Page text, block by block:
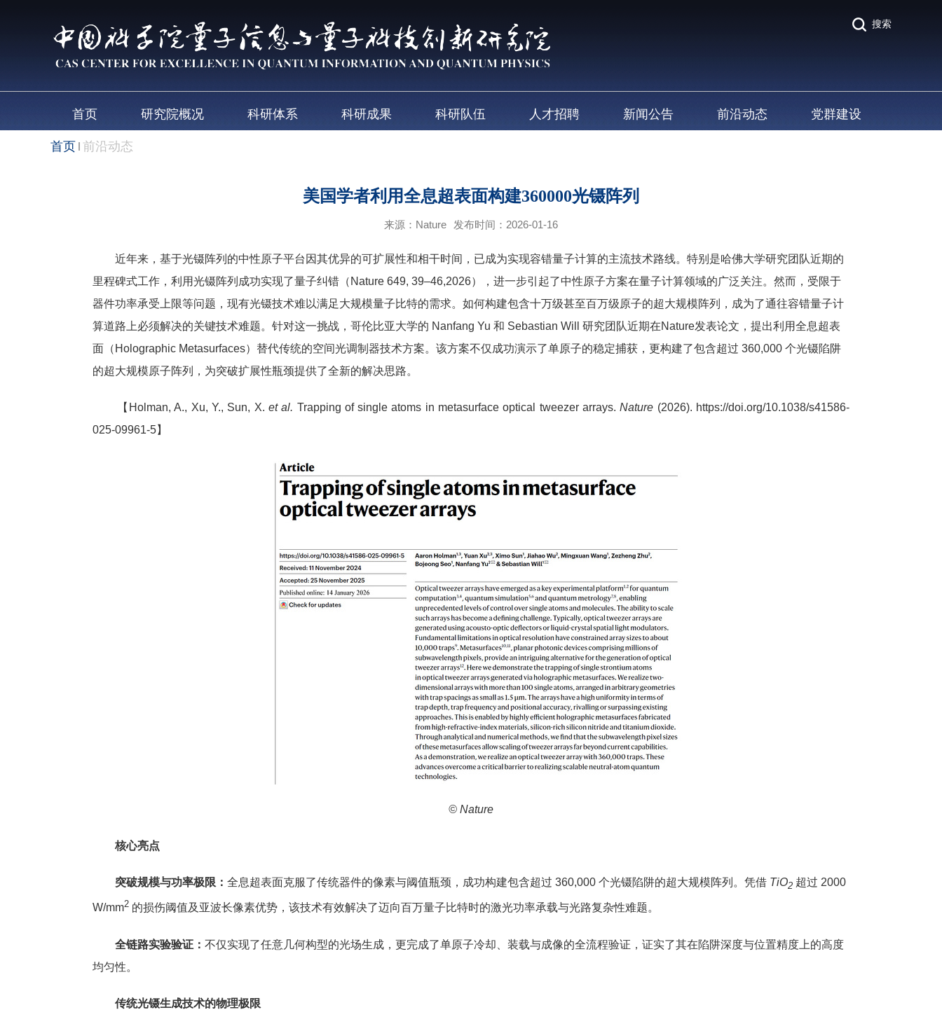
搜索
首页 研究院概况 科研体系 科研成果 科研队伍 人才招聘 新闻公告 前沿动态 党群建设
首页 前沿动态
美国学者利用全息超表面构建360000光镊阵列
来源：Nature 发布时间：2026-01-16
近年来，基于光镊阵列的中性原子平台因其优异的可扩展性和相干时间，已成为实现容错量子计算的主流技术路线。特别是哈佛大学研究团队近期的
里程碑式工作，利用光镊阵列成功实现了量子纠错（Nature 649, 39–46,2026），进一步引起了中性原子方案在量子计算领域的广泛关注。然而，受限于
器件功率承受上限等问题，现有光镊技术难以满足大规模量子比特的需求。如何构建包含十万级甚至百万级原子的超大规模阵列，成为了通往容错量子计
算道路上必须解决的关键技术难题。针对这一挑战，哥伦比亚大学的 Nanfang Yu 和 Sebastian Will 研究团队近期在Nature发表论文，提出利用全息超表
面（Holographic Metasurfaces）替代传统的空间光调制器技术方案。该方案不仅成功演示了单原子的稳定捕获，更构建了包含超过 360,000 个光镊陷阱
的超大规模原子阵列，为突破扩展性瓶颈提供了全新的解决思路。
【Holman, A., Xu, Y., Sun, X. et al. Trapping of single atoms in metasurface optical tweezer arrays.Nature (2026). https://doi.org/10.1038/s41586-
025-09961-5】
© Nature
核心亮点
突破规模与功率极限： 全息超表面克服了传统器件的像素与阈值瓶颈，成功构建包含超过 360,000 个光镊陷阱的超大规模阵列。凭借 TiO2 超过 2000
W/mm2 的损伤阈值及亚波长像素优势，该技术有效解决了迈向百万量子比特时的激光功率承载与光路复杂性难题。
全链路实验验证： 不仅实现了任意几何构型的光场生成，更完成了单原子冷却、装载与成像的全流程验证，证实了其在陷阱深度与位置精度上的高度
均匀性。
传统光镊生成技术的物理极限